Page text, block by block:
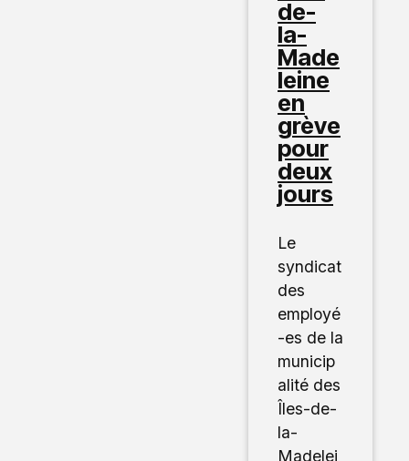
de-
la-
Made
leine
en
grève
pour
deux
jours
Le
syndicat
des
employé
-es de la
municip
alité des
Îles-de-
la-
Madelei